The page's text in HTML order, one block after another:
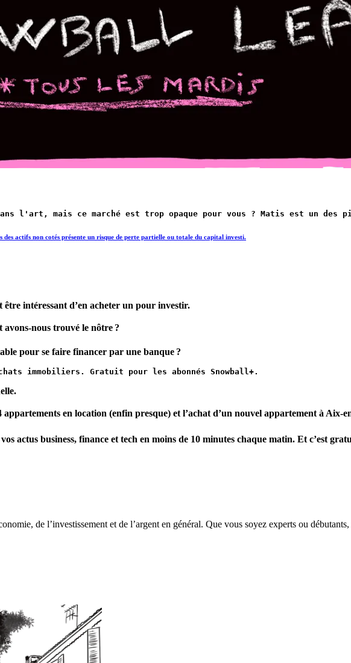
dans l'art, mais ce marché est trop opaque pour vous ? Matis est un
des actifs non cotés présente un risque de perte partielle ou totale du capital investi.
intéressant d’en acheter un pour investir.
nous trouvé le nôtre ?
pour se faire financer par une banque ?
immobiliers. Gratuit pour les abonnés Snowball+.
appartements en location (enfin presque) et l’achat d’un nouvel appartement à Aix-
actus business, finance et tech en moins de 10 minutes chaque matin. Et c’est
de l’investissement et de l’argent en général. Que vous soyez experts ou